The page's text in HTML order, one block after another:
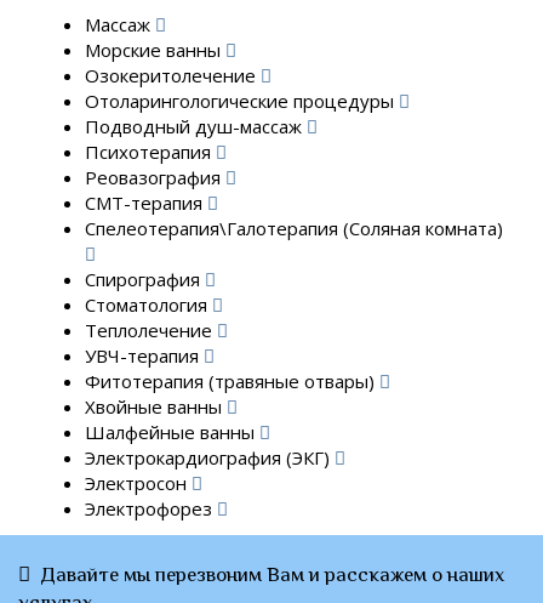
Массаж
Морские ванны
Озокеритолечение
Отоларингологические процедуры
Подводный душ-массаж
Психотерапия
Реовазография
СМТ-терапия
Спелеотерапия\Галотерапия (Соляная комната)
Спирография
Стоматология
Теплолечение
УВЧ-терапия
Фитотерапия (травяные отвары)
Хвойные ванны
Шалфейные ванны
Электрокардиография (ЭКГ)
Электросон
Электрофорез
Давайте мы перезвоним Вам и расскажем о наших